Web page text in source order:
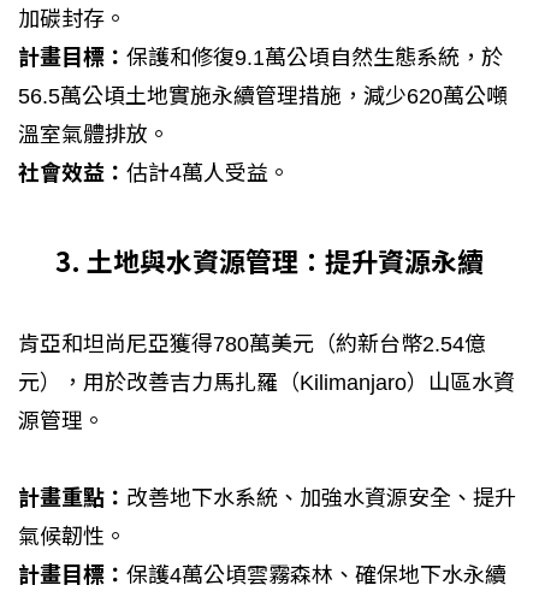
加碳封存。
計畫目標： 保護和修復9.1萬公頃自然生態系統，於
56.5萬公頃土地實施永續管理措施，減少620萬公噸
溫室氣體排放。
社會效益： 估計4萬人受益。
3. 土地與水資源管理：提升資源永續
肯亞和坦尚尼亞獲得780萬美元（約新台幣2.54億
元），用於改善吉力馬扎羅（Kilimanjaro）山區水資
源管理。
計畫重點： 改善地下水系統、加強水資源安全、提升
氣候韌性。
計畫目標： 保護4萬公頃雲霧森林、確保地下水永續